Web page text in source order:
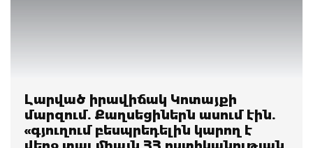
Լարված իրավիճակ Կոտայքի
մարզում. Քաղսեցիներն ասում էին.
«գյուղում բեսպրեդելին կարող է